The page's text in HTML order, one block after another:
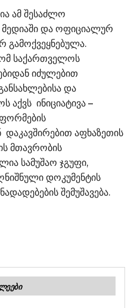
ამ შესაძლო
მედიაში და ოფიციალურ
გამოქვეყნებულა.
საქართველოს
იძულებით
და
ინიციატივა –
აფხაზეთის
მთავრობის
სამუშაო ჯგუფი,
დოკუმენტის
შემუშავება.